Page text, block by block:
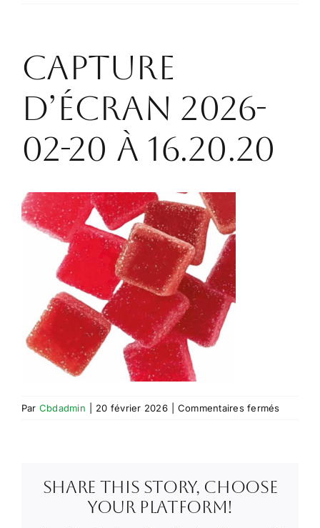
CONTACT
Capture
d’écran 2026-
02-20 à 16.20.20
Par Cbdadmin 20 février 2026 Commentaires ferméssur
Share This Story, Choose
Your Platform!